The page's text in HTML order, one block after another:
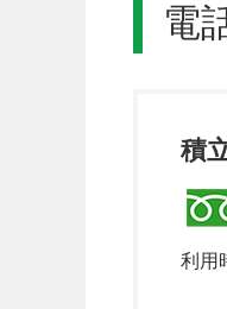
電
積
利用